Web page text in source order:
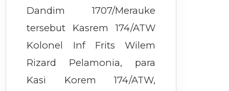
Dandim 1707/Merauke
tersebut Kasrem 174/ATW
Kolonel Inf Frits Wilem
Rizard Pelamonia, para
Kasi Korem 174/ATW,